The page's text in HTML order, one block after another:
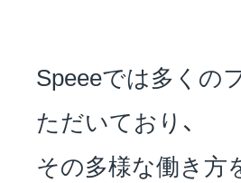
サステナビリテ
Speeeでは多くの
ただいており、
その多様な働き方